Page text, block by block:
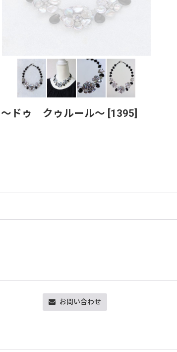
〜ドゥ クゥルール〜 [1395]
お問い合わせ